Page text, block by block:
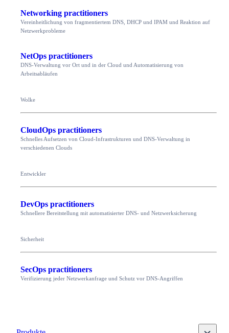
Networking practitioners
Vereinheitlichung von fragmentiertem DNS, DHCP und IPAM und Reaktion auf
Netzwerkprobleme
NetOps practitioners
DNS-Verwaltung vor Ort und in der Cloud und Automatisierung von
Arbeitsabläufen
Wolke
CloudOps practitioners
Schnelles Aufsetzen von Cloud-Infrastrukturen und DNS-Verwaltung in
verschiedenen Clouds
Entwickler
DevOps practitioners
Schnellere Bereitstellung mit automatisierter DNS- und Netzwerksicherung
Sicherheit
SecOps practitioners
Verifizierung jeder Netzwerkanfrage und Schutz vor DNS-Angriffen
Toggle